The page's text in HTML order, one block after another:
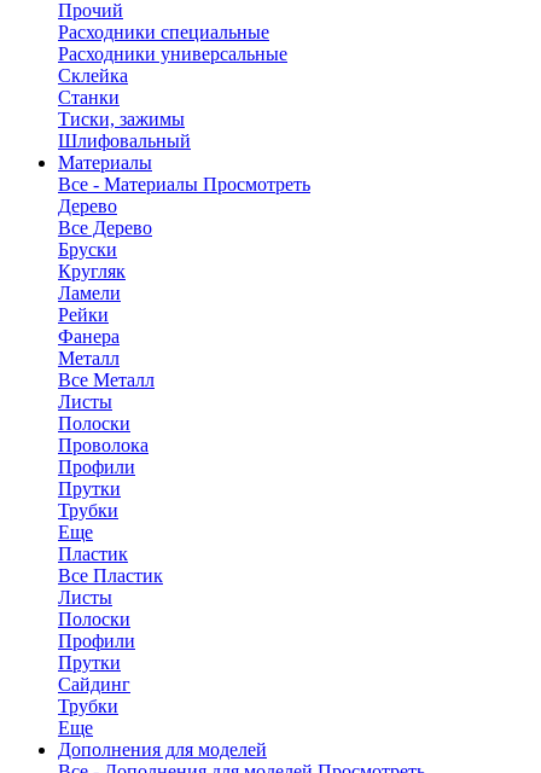
Прочий
Расходники специальные
Расходники универсальные
Склейка
Станки
Тиски, зажимы
Шлифовальный
Материалы
Все - Материалы Просмотреть
Дерево
Все Дерево
Бруски
Кругляк
Ламели
Рейки
Фанера
Металл
Все Металл
Листы
Полоски
Проволока
Профили
Прутки
Трубки
Еще
Пластик
Все Пластик
Листы
Полоски
Профили
Прутки
Сайдинг
Трубки
Еще
Дополнения для моделей